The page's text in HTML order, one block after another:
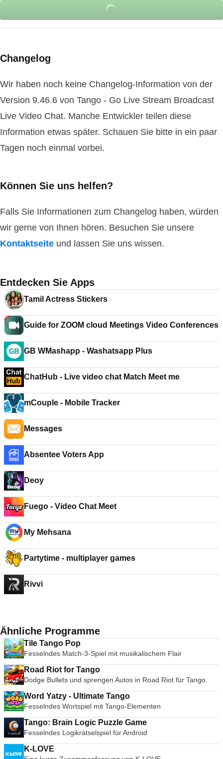
Changelog
Wir haben noch keine Changelog-Information von der
Version 9.46.6 von Tango - Go Live Stream Broadcast
Live Video Chat. Manche Entwickler teilen diese
Information etwas später. Schauen Sie bitte in ein paar
Tagen noch einmal vorbei.
Können Sie uns helfen?
Falls Sie Informationen zum Changelog haben, würden
wir gerne von Ihnen hören. Besuchen Sie unsere
Kontaktseite und lassen Sie uns wissen.
Entdecken Sie Apps
Tamil Actress Stickers
Guide for ZOOM cloud Meetings Video Conferences
GB WMashapp - Washatsapp Plus
ChatHub - Live video chat Match Meet me
mCouple - Mobile Tracker
Messages
Absentee Voters App
Deoy
Fuego - Video Chat Meet
My Mehsana
Partytime - multiplayer games
Rivvi
Ähnliche Programme
Tile Tango Pop
Fesselndes Match-3-Spiel mit musikalischem Flair
Road Riot for Tango
Dodge Bullets und sprengen Autos in Road Riot für Tango.
Word Yatzy - Ultimate Tango
Fesselndes Wortspiel mit Tango-Elementen
Tango: Brain Logic Puzzle Game
Fesselndes Logikrätselspiel für Android
K-LOVE